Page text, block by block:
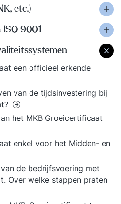
etc.)
ISO 9001
een officieel erkende
van de tijdsinvestering bij
het MKB Groeicertificaat
enkel voor het Midden- en
de bedrijfsvoering met
Over welke stappen praten